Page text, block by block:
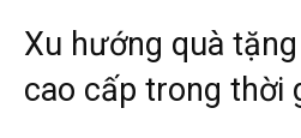
Xu hướng quà
cao cấp trong thời